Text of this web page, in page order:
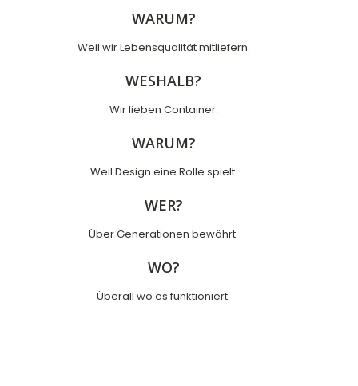
WARUM?
Weil wir Lebensqualität mitliefern.
WESHALB?
Wir lieben Container.
WARUM?
Weil Design eine Rolle spielt.
WER?
Über Generationen bewährt.
WO?
Überall wo es funktioniert.